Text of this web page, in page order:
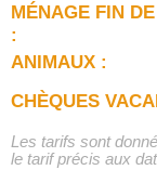
MÉNAGE FIN
:
ANIMAUX :
CHÈQUES
Les tarifs sont
le tarif précis aux